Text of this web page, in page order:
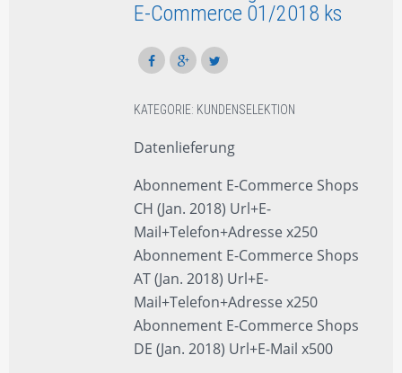
E-Commerce 01/2018 ks
KATEGORIE: KUNDENSELEKTION
Datenlieferung
Abonnement E-Commerce Shops
CH (Jan. 2018) Url+E-
Mail+Telefon+Adresse x250
Abonnement E-Commerce Shops
AT (Jan. 2018) Url+E-
Mail+Telefon+Adresse x250
Abonnement E-Commerce Shops
DE (Jan. 2018) Url+E-Mail x500